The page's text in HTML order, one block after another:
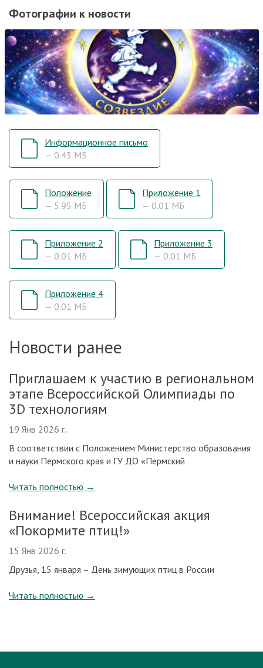
Фотографии к новости
Информационное письмо
— 0.43 МБ
Положение
— 5.95 МБ
Приложение 1
— 0.01 МБ
Приложение 2
— 0.01 МБ
Приложение 3
— 0.01 МБ
Приложение 4
— 0.01 МБ
Новости ранее
Приглашаем к участию в региональном
этапе Всероссийской Олимпиады по
3D технологиям
19 Янв 2026 г.
В соответствии c Положением Министерство образования
и науки Пермского края и ГУ ДО «Пермский
Читать полностью →
Внимание! Всероссийская акция
«Покормите птиц!»
15 Янв 2026 г.
Друзья, 15 января – День зимующих птиц в России
Читать полностью →